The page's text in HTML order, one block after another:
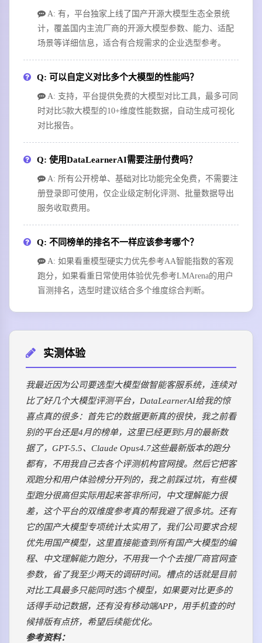
A: 有，平台独家上线了国产开源大模型生态全景统
计，覆盖国内主流厂商的开源大模型参数、能力、适配
场景等详细信息，适合有合规需求的企业选型参考。
Q: 可以自定义对比多个大模型的性能吗？
A: 支持，平台提供免费的大模型对比工具，最多可同
时对比5款大模型的10+维度性能数据，自动生成可视化
对比报告。
Q: 使用DataLearnerAI需要注册付费吗？
A: 所有公开榜单、基础对比功能完全免费，不需要注
册登录即可使用，仅企业级定制化评测、批量数据导出
服务收取费用。
Q: 不同榜单的排名不一样应该参考哪个？
A: 如果看重模型硬实力优先参考AA智能指数的客观
跑分，如果看重日常使用体验优先参考LMArena的用户
盲测排名，选型时建议结合多个维度综合判断。
实测体验
我最近因为公司要选型大模型做智能客服系统，连续对
比了好几个大模型评测平台，DataLearnerAI给我的惊
喜点真的很多：首先它的数据更新真的很快，我之前看
别的平台还是4月的榜单，这里已经更到5月的最新数
据了，GPT-5.5、Claude Opus4.7这些最新版本的跑分
都有，不用我自己去各个评测机构官网搜。然后它把客
观跑分和用户体验榜分开列的，我之前踩过坑，有些模
型跑分很高但实际用起来答非所问，中文理解能力很
差，这个平台的双维度参考真的帮我避了很多坑。还有
它的国产大模型专项统计太实用了，我们公司要求合规
优先用国产模型，这里直接能查到所有国产大模型的编
程、中文理解能力跑分，不用我一个个去搜厂商官网查
参数，省了我至少两天的调研时间。槽点的话就是目前
对比工具最多只能同时选5个模型，如果要对比更多的
话得手动记数据，还有没有移动端APP，用手机查的时
候排版有点挤，希望后续能优化。
参考资料：